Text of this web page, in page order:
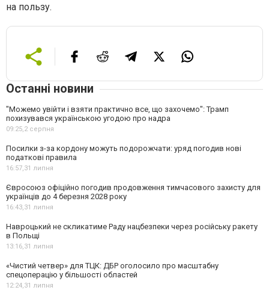
на пользу.
Останні новини
"Можемо увійти і взяти практично все, що захочемо": Трамп
похизувався українською угодою про надра
09:25,2 серпня
Посилки з-за кордону можуть подорожчати: уряд погодив нові
податкові правила
16:57,31 липня
Євросоюз офіційно погодив продовження тимчасового захисту для
українців до 4 березня 2028 року
16:43,31 липня
Навроцький не скликатиме Раду нацбезпеки через російську ракету
в Польщі
13:16,31 липня
«Чистий четвер» для ТЦК: ДБР оголосило про масштабну
спецоперацію у більшості областей
12:24,31 липня